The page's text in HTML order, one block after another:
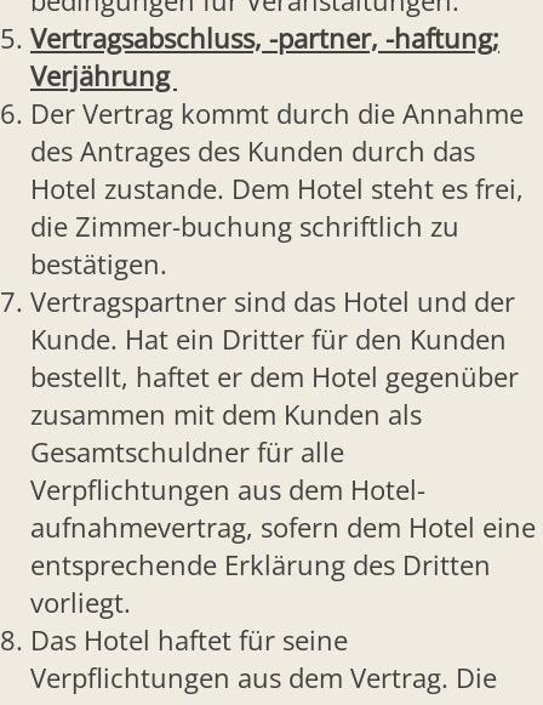
Vertragsabschluss, -partner, -haftung;
Verjährung
Der Vertrag kommt durch die Annahme
des Antrages des Kunden durch das
Hotel zustande. Dem Hotel steht es frei,
die Zimmer-buchung schriftlich zu
bestätigen.
Vertragspartner sind das Hotel und der
Kunde. Hat ein Dritter für den Kunden
bestellt, haftet er dem Hotel gegenüber
zusammen mit dem Kunden als
Gesamtschuldner für alle
Verpflichtungen aus dem Hotel-
aufnahmevertrag, sofern dem Hotel eine
entsprechende Erklärung des Dritten
vorliegt.
Das Hotel haftet für seine
Verpflichtungen aus dem Vertrag. Die